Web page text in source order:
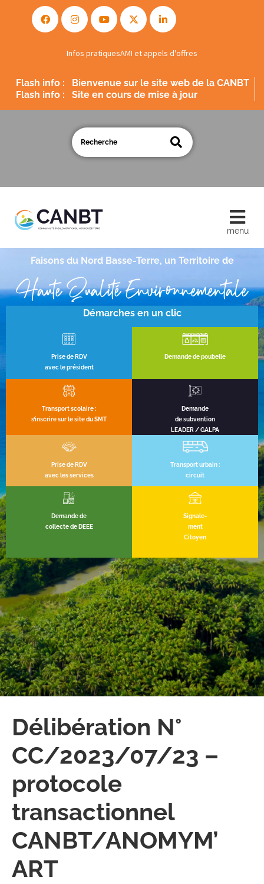
Flash info :
Bienvenue sur le site web de la CANBT
Flash info :
Site en cours de mise à jour
Infos pratiquesAMI et appels d'offres
Faisons du Nord Basse-Terre, un Territoire de
Haute Qualité Environnementale
Démarches en un clic
Prise de RDV
avec le président
Demande de poubelle
Transport scolaire :
s’inscrire sur le site du SMT
Demande
de subvention
LEADER / GALPA
Prise de RDV
avec les services
Transport urbain :
circuit
Demande de
collecte de DEEE
Signale-
ment
Citoyen
Délibération N°
CC/2023/07/23 –
protocole
transactionnel
CANBT/ANOMYM’
ART